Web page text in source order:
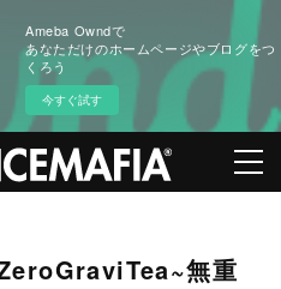
Ameba Owndで
あなただけのホームページやブログをつ
くろう
今すぐ試す
無重